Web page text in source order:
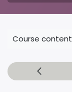
Course content